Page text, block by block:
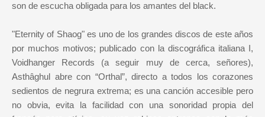
son de escucha obligada para los amantes del black.
"Eternity of Shaog" es uno de los grandes discos de este años
por muchos motivos; publicado con la discográfica italiana I,
Voidhanger Records (a seguir muy de cerca, señores),
Asthâghul abre con “Orthal”, directo a todos los corazones
sedientos de negrura extrema; es una canción accesible pero
no obvia, evita la facilidad con una sonoridad propia del